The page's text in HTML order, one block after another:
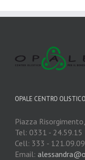
OPALE CENTRO
Piazza
Tel: 0331 - 24.59.15
Cell: 333 - 121.09.09
Email: